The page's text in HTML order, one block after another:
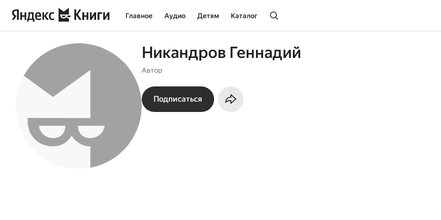
Главное Аудио Детям Каталог
Никандров Геннадий
Автор
Подписаться